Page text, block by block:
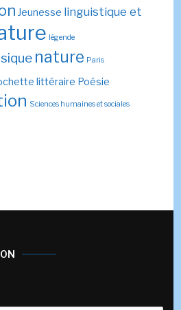
Jeunesse linguistique et
légende
nature Paris
littéraire Poésie
Sciences humaines et sociales